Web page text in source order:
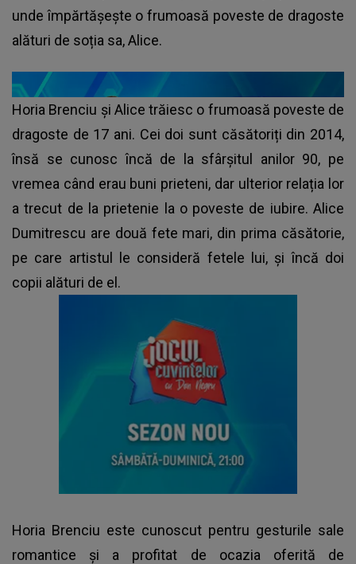
unde împărtășește o frumoasă poveste de dragoste
alături de soția sa, Alice.
Horia Brenciu și Alice trăiesc o frumoasă poveste de
dragoste de 17 ani. Cei doi sunt căsătoriți din 2014,
însă se cunosc încă de la sfârșitul anilor 90, pe
vremea când erau buni prieteni, dar ulterior relația lor
a trecut de la prietenie la o poveste de iubire. Alice
Dumitrescu are două fete mari, din prima căsătorie,
pe care artistul le consideră fetele lui, și încă doi
copii alături de el.
Horia Brenciu este cunoscut pentru gesturile sale
romantice și a profitat de ocazia oferită de